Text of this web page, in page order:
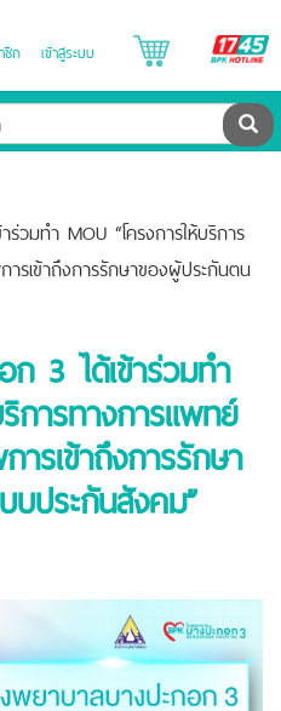
ชิก เข้าสู่ระบบ
ค้น
วมทำ MOU “โครงการให้บริการ
รเข้าถึงการรักษาของผู้ประกันตน
ก 3 ได้เข้าร่วมทำ
การทางการแพทย์
ารเข้าถึงการรักษา
บประกันสังคม”